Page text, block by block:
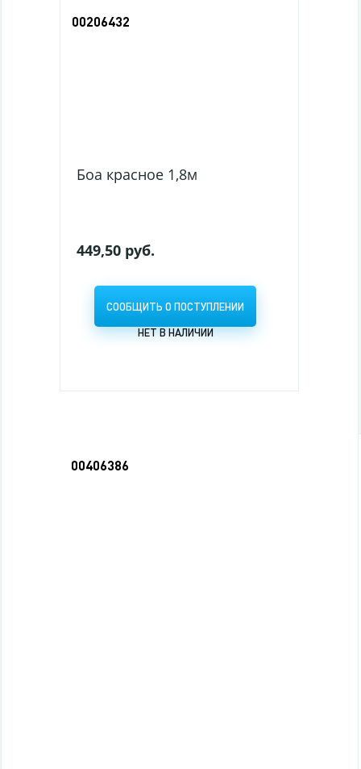
00206432
Боа красное 1,8м
449,50 руб.
СООБЩИТЬ О ПОСТУПЛЕНИИ
НЕТ В НАЛИЧИИ
00406386